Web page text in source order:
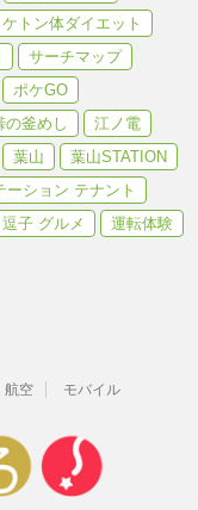
ケトン体ダイエット
サーチマップ
ポケGO
の釜めし
江ノ電
葉山
葉山STATION
ーション テナント
逗子 グルメ
運転体験
航空 モバイル